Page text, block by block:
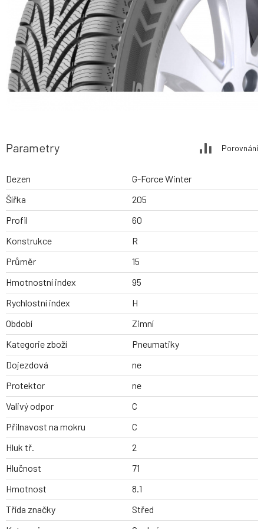
Parametry Porovnání
Dezen
G-Force Winter
Šířka
205
Profil
60
Konstrukce
R
Průměr
15
Hmotnostní index
95
Rychlostní index
H
Období
Zimní
Kategorie zboží
Pneumatiky
Dojezdová
ne
Protektor
ne
Valivý odpor
C
Přilnavost na mokru
C
Hluk tř.
2
Hlučnost
71
Hmotnost
8.1
Třída značky
Střed